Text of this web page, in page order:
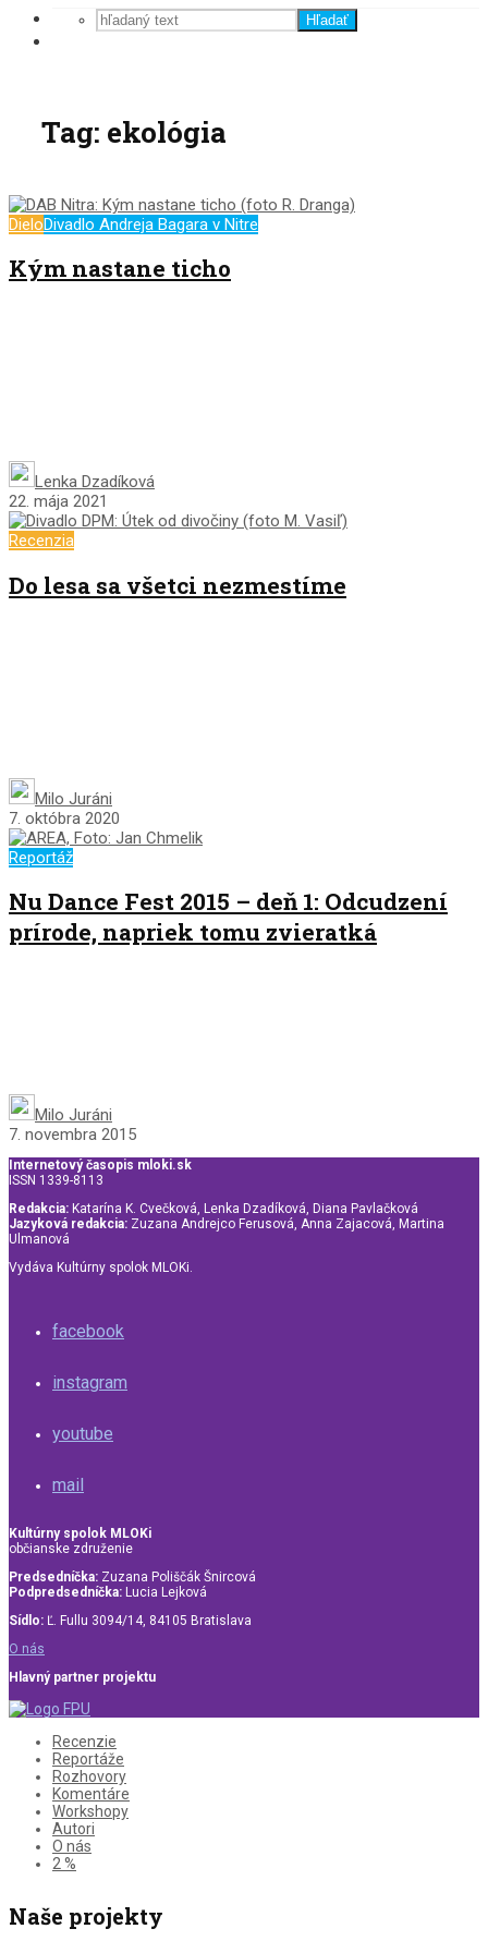
Hľadať
Tag: ekológia
DieloDivadlo Andreja Bagara v Nitre
Kým nastane ticho
Lenka Dzadíková
22. mája 2021
Recenzia
Do lesa sa všetci nezmestíme
Milo Juráni
7. októbra 2020
Reportáž
Nu Dance Fest 2015 – deň 1: Odcudzení
prírode, napriek tomu zvieratká
Milo Juráni
7. novembra 2015
Internetový časopis mloki.sk
ISSN 1339-8113
Redakcia: Katarína K. Cvečková, Lenka Dzadíková, Diana Pavlačková
Jazyková redakcia: Zuzana Andrejco Ferusová, Anna Zajacová, Martina
Ulmanová
Vydáva Kultúrny spolok MLOKi.
facebook
instagram
youtube
mail
Kultúrny spolok MLOKi
občianske združenie
Predsedníčka: Zuzana Poliščák Šnircová
Podpredsedníčka: Lucia Lejková
Sídlo: Ľ. Fullu 3094/14, 84105 Bratislava
O nás
Hlavný partner projektu
Recenzie
Reportáže
Rozhovory
Komentáre
Workshopy
Autori
O nás
2 %
Naše projekty